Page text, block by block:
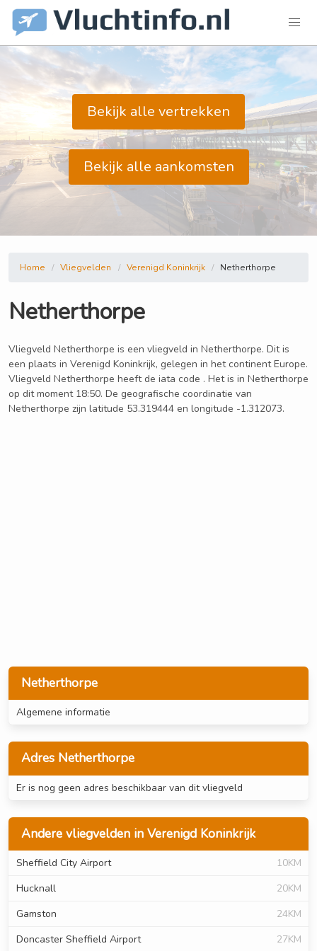
Bekijk alle vertrekken
Bekijk alle aankomsten
Netherthorpe
Algemene informatie
Adres Netherthorpe
Er is nog geen adres beschikbaar van dit vliegveld
Andere vliegvelden in Verenigd Koninkrijk
Sheffield City Airport
10KM
Hucknall
20KM
Gamston
24KM
Doncaster Sheffield Airport
27KM
Home Vliegvelden Verenigd Koninkrijk Netherthorpe
Netherthorpe
Vliegveld Netherthorpe is een vliegveld in Netherthorpe. Dit is
een plaats in Verenigd Koninkrijk, gelegen in het continent Europe.
Vliegveld Netherthorpe heeft de iata code . Het is in Netherthorpe
op dit moment 18:50. De geografische coordinatie van
Netherthorpe zijn latitude 53.319444 en longitude -1.312073.